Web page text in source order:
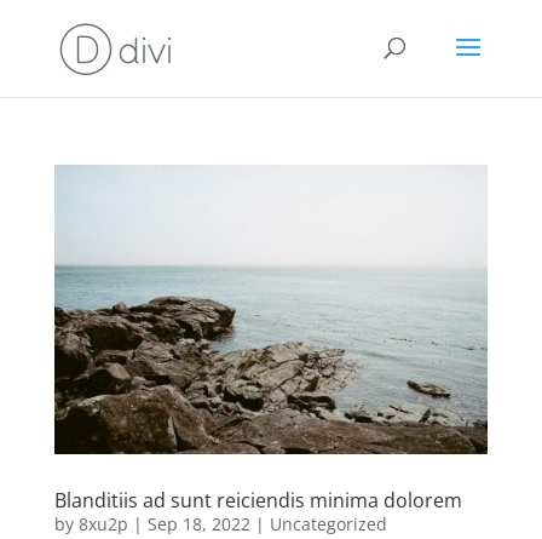
Blanditiis ad sunt reiciendis minima dolorem
by 8xu2p | Sep 18, 2022| Uncategorized